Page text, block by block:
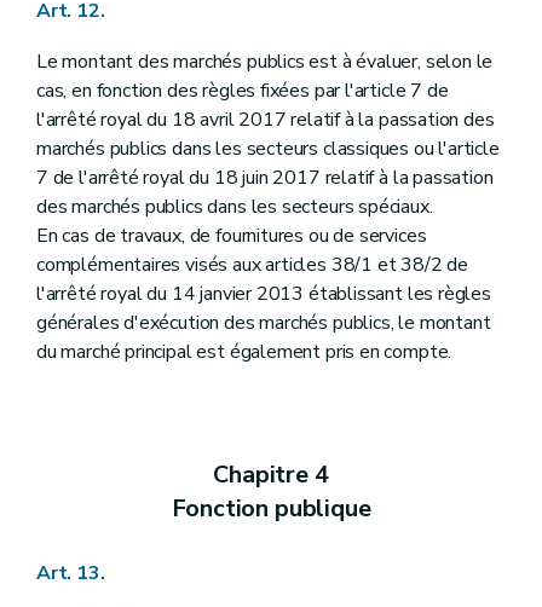
Art. 12.
Le montant des marchés publics est à évaluer, selon le
cas, en fonction des règles fixées par l'article 7 de
l'arrêté royal du 18 avril 2017 relatif à la passation des
marchés publics dans les secteurs classiques ou l'article
7 de l'arrêté royal du 18 juin 2017 relatif à la passation
des marchés publics dans les secteurs spéciaux.
En cas de travaux, de fournitures ou de services
complémentaires visés aux articles 38/1 et 38/2 de
l'arrêté royal du 14 janvier 2013 établissant les règles
générales d'exécution des marchés publics, le montant
du marché principal est également pris en compte.
Chapitre 4
Fonction publique
Art. 13.